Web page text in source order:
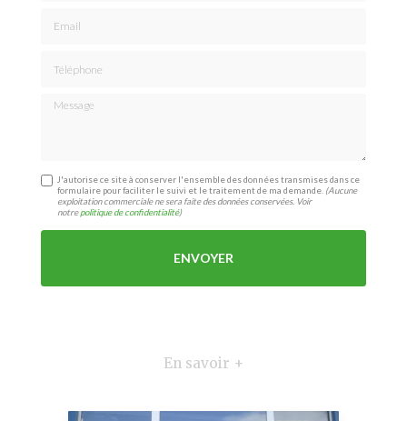
Message
J'autorise ce site à conserver l'ensemble des données transmises dans ce
formulaire pour faciliter le suivi et le traitement de ma demande. (Aucune
exploitation commerciale ne sera faite des données conservées. Voir
notrepolitique de confidentialité)
En savoir +